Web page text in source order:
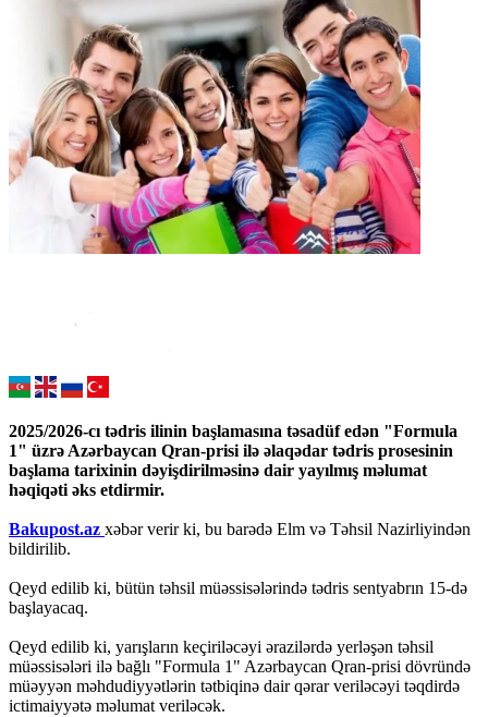
2025/2026-cı tədris ilinin başlamasına təsadüf edən "Formula
1" üzrə Azərbaycan Qran-prisi ilə əlaqədar tədris prosesinin
başlama tarixinin dəyişdirilməsinə dair yayılmış məlumat
həqiqəti əks etdirmir.
Bakupost.az xəbər verir ki, bu barədə Elm və Təhsil Nazirliyindən
bildirilib.
Qeyd edilib ki, bütün təhsil müəssisələrində tədris sentyabrın 15-də
başlayacaq.
Qeyd edilib ki, yarışların keçiriləcəyi ərazilərdə yerləşən təhsil
müəssisələri ilə bağlı "Formula 1" Azərbaycan Qran-prisi dövründə
müəyyən məhdudiyyətlərin tətbiqinə dair qərar veriləcəyi təqdirdə
ictimaiyyətə məlumat veriləcək.